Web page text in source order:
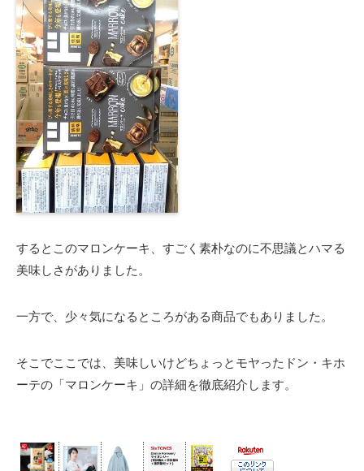
するとこのマロンケーキ、すごく素朴なのに不思議とハマる
美味しさがありました。
一方で、少々気になるところがある商品でもありました。
そこでここでは、美味しいけどちょっとモヤったドン・キホ
ーテの「マロンケーキ」の詳細を徹底紹介します。